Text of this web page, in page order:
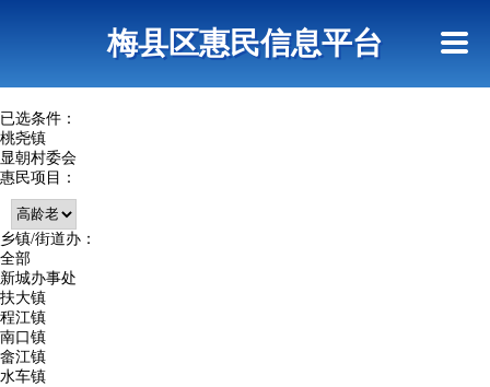
查询指引梅县区惠民信息平台
已选条件：
桃尧镇
显朝村委会
惠民项目：
乡镇/街道办：
全部
新城办事处
扶大镇
程江镇
南口镇
畲江镇
水车镇